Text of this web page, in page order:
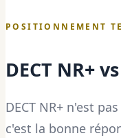
POSITIONNEMENT
DECT NR+
DECT NR+ n'est
c'est la bonne